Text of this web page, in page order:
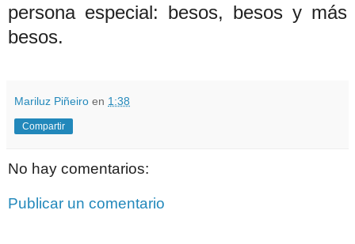
persona especial: besos, besos y más
besos.
Mariluz Piñeiro en 1:38
Compartir
No hay comentarios:
Publicar un comentario